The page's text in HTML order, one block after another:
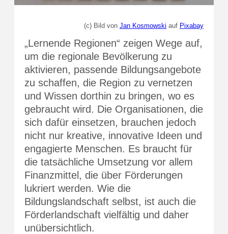
(c) Bild von Jan Kosmowski auf Pixabay
„Lernende Regionen“ zeigen Wege auf,
um die regionale Bevölkerung zu
aktivieren, passende Bildungsangebote
zu schaffen, die Region zu vernetzen
und Wissen dorthin zu bringen, wo es
gebraucht wird. Die Organisationen, die
sich dafür einsetzen, brauchen jedoch
nicht nur kreative, innovative Ideen und
engagierte Menschen. Es braucht für
die tatsächliche Umsetzung vor allem
Finanzmittel, die über Förderungen
lukriert werden. Wie die
Bildungslandschaft selbst, ist auch die
Förderlandschaft vielfältig und daher
unübersichtlich.